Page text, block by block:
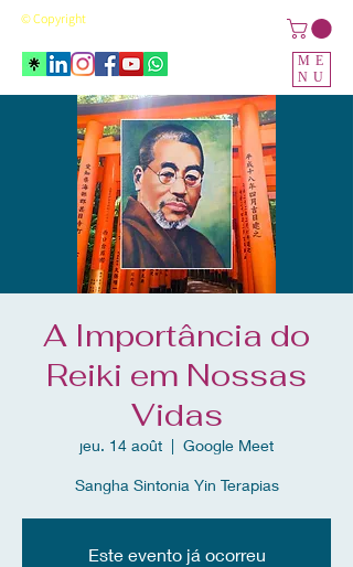
ME
NU
© Copyright
A Importância do
Reiki em Nossas
Vidas
jeu. 14 août
  |
Google Meet
Sangha Sintonia Yin Terapias
Este evento já ocorreu